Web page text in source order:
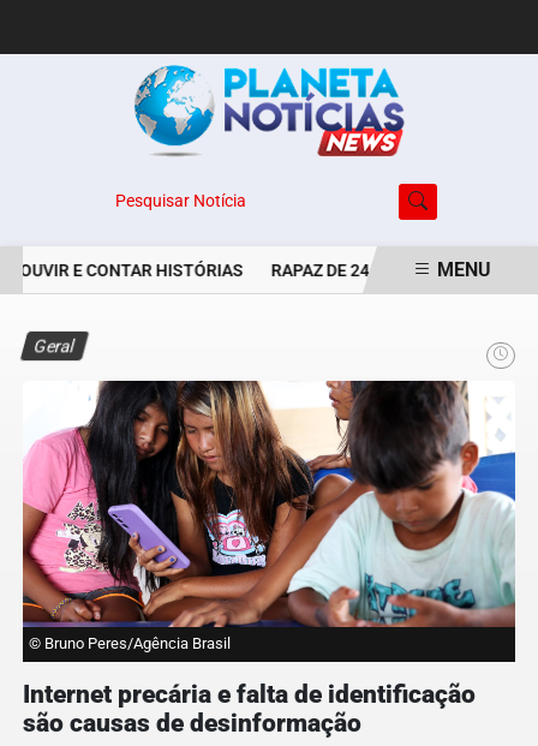
Pesquisar Notícia
E CONTAR HISTÓRIAS RAPAZ DE 24 ANOS É MENU
Geral
© Bruno Peres/Agência Brasil
Internet precária e falta de identificação
são causas de desinformação